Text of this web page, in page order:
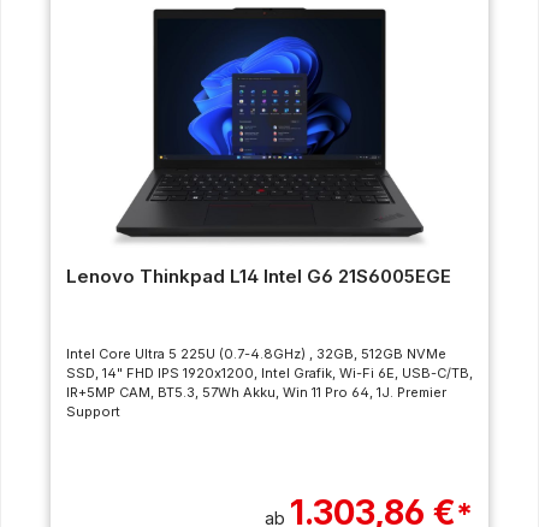
Lenovo Thinkpad L14 Intel G6 21S6005EGE
Intel Core Ultra 5 225U (0.7-4.8GHz) , 32GB, 512GB NVMe
SSD, 14" FHD IPS 1920x1200, Intel Grafik, Wi-Fi 6E, USB-C/TB,
IR+5MP CAM, BT5.3, 57Wh Akku, Win 11 Pro 64, 1J. Premier
Support
ab 1.303,86 €*